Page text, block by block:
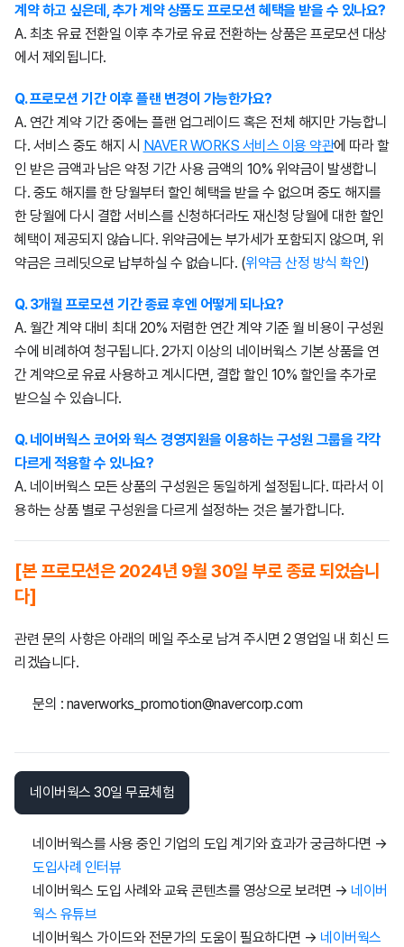
계약 하고 싶은데, 추가 계약 상품도 프로모션 혜택을 받을 수 있나요?
A. 최초 유료 전환일 이후 추가로 유료 전환하는 상품은 프로모션 대상
에서 제외됩니다.
Q. 프로모션 기간 이후 플랜 변경이 가능한가요?
A. 연간 계약 기간 중에는 플랜 업그레이드 혹은 전체 해지만 가능합니
다. 서비스 중도 해지 시 NAVER WORKS 서비스 이용 약관에 따라 할
인 받은 금액과 남은 약정 기간 사용 금액의 10% 위약금이 발생합니
다. 중도 해지를 한 당월부터 할인 혜택을 받을 수 없으며 중도 해지를
한 당월에 다시 결합 서비스를 신청하더라도 재신청 당월에 대한 할인
혜택이 제공되지 않습니다. 위약금에는 부가세가 포함되지 않으며, 위
약금은 크레딧으로 납부하실 수 없습니다. (위약금 산정 방식 확인)
Q. 3개월 프로모션 기간 종료 후엔 어떻게 되나요?
A. 월간 계약 대비 최대 20% 저렴한 연간 계약 기준 월 비용이 구성원
수에 비례하여 청구됩니다. 2가지 이상의 네이버웍스 기본 상품을 연
간 계약으로 유료 사용하고 계시다면, 결합 할인 10% 할인을 추가로
받으실 수 있습니다.
Q. 네이버웍스 코어와 웍스 경영지원을 이용하는 구성원 그룹을 각각
다르게 적용할 수 있나요?
A. 네이버웍스 모든 상품의 구성원은 동일하게 설정됩니다. 따라서 이
용하는 상품 별로 구성원을 다르게 설정하는 것은 불가합니다.
[본 프로모션은 2024년 9월 30일 부로 종료 되었습니
다]
관련 문의 사항은 아래의 메일 주소로 남겨 주시면 2 영업일 내 회신 드
리겠습니다.
문의 : naverworks_promotion@navercorp.com
네이버웍스 30일 무료체험
네이버웍스를 사용 중인 기업의 도입 계기와 효과가 궁금하다면 →
도입사례 인터뷰
네이버웍스 도입 사례와 교육 콘텐츠를 영상으로 보려면 → 네이버
웍스 유튜브
네이버웍스 가이드와 전문가의 도움이 필요하다면 → 네이버웍스